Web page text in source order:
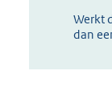
Werkt
dan